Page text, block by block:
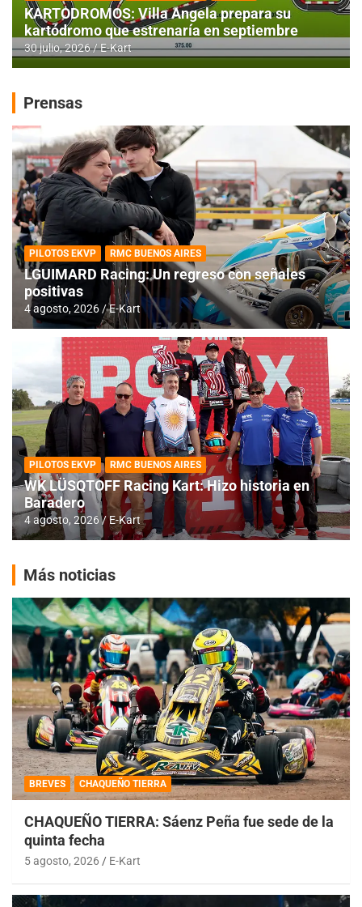
KARTODROMOS: Villa Angela prepara su
kartódromo que estrenaría en septiembre
30 julio, 2026 E-Kart
Prensas
PILOTOS EKVP RMC BUENOS AIRES
LGUIMARD Racing: Un regreso con señales
positivas
4 agosto, 2026 E-Kart
PILOTOS EKVP RMC BUENOS AIRES
WK LÜSQTOFF Racing Kart: Hizo historia en
Baradero
4 agosto, 2026 E-Kart
Más noticias
BREVES CHAQUEÑO TIERRA
CHAQUEÑO TIERRA: Sáenz Peña fue sede de la
quinta fecha
5 agosto, 2026 E-Kart